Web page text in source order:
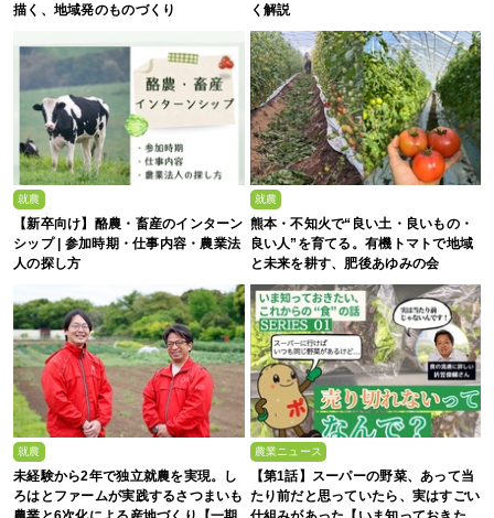
描く、地域発のものづくり
く解説
就農
【新卒向け】酪農・畜産のインターン
シップ | 参加時期・仕事内容・農業法
人の探し方
就農
熊本・不知火で“良い土・良いもの・
良い人”を育てる。有機トマトで地域
と未来を耕す、肥後あゆみの会
就農
未経験から2年で独立就農を実現。し
ろはとファームが実践するさつまいも
農業ニュース
【第1話】スーパーの野菜、あって当
たり前だと思っていたら、実はすごい